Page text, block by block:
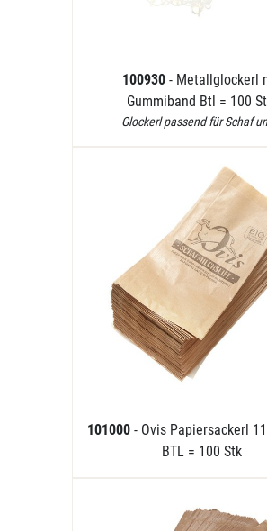
100930 - Metallglockerl
Gummiband Btl = 100
Glockerl passend für Schaf
101000 - Ovis Papiersackerl
BTL = 100 Stk